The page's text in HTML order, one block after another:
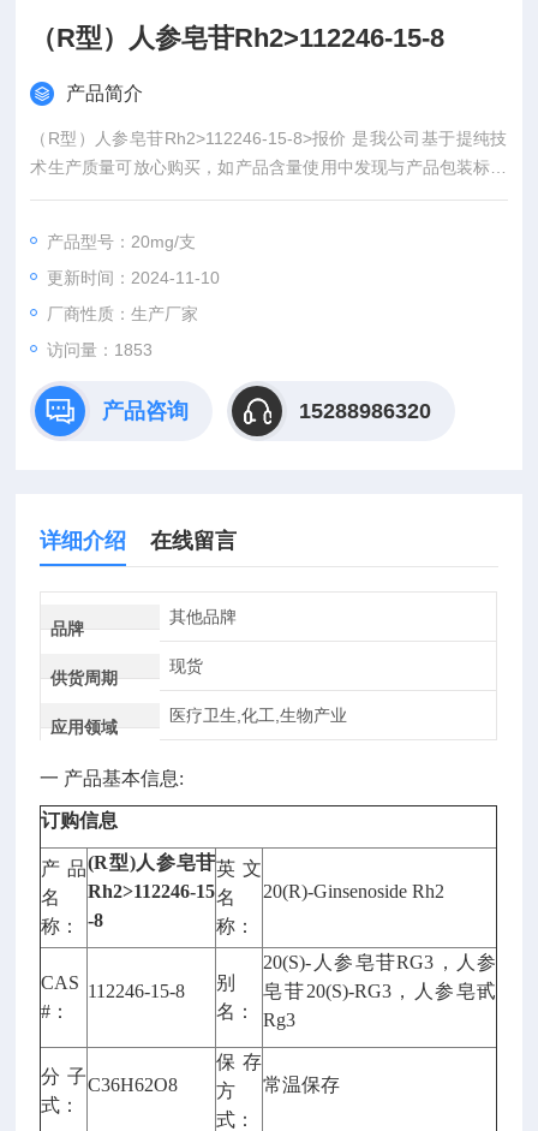
（R型）人参皂苷Rh2>112246-15-8
产品简介
（R型）人参皂苷Rh2>112246-15-8>报价 是我公司基于提纯技
术生产质量可放心购买，如产品含量使用中发现与产品包装标识
不*，可全额退款，为使广大客户一站式购齐所需试剂我公司同时
术服务支持，基单位购货积分每季度均可参加礼品兑换（iphone
6、iPhone5s、iPad mini,笔记本电脑等礼品）。
产品型号：20mg/支
更新时间：2024-11-10
厂商性质：生产厂家
访问量：1853
产品咨询 15288986320
详细介绍 在线留言
品牌
其他品牌
供货周期
现货
应用领域
医疗卫生,化工,生物产业
一 产品基本信息:
订购信息
产品
名
称：
(R型)人参皂苷
Rh2>112246-15
-8
英文
名
称：
20(R)-Ginsenoside Rh2
CAS
#：
112246-15-8
别
名：
20(S)-人参皂苷RG3，人参
皂苷20(S)-RG3，人参皂甙
Rg3
分子
式：
C36H62O8
保存
方
式：
常温保存